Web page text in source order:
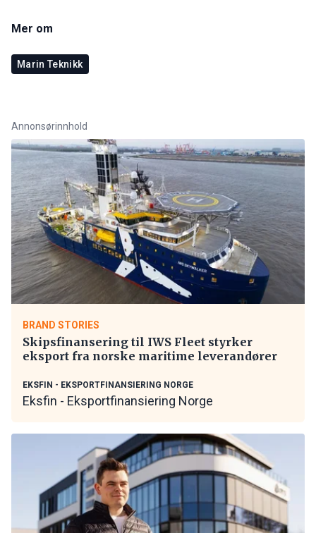
Mer om
Marin Teknikk
Annonsørinnhold
BRAND STORIES
Skipsfinansering til IWS Fleet styrker
eksport fra norske maritime leverandører
EKSFIN - EKSPORTFINANSIERING NORGE
Eksfin - Eksportfinansiering Norge